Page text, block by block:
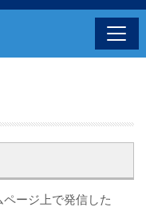
ージ上で発信した